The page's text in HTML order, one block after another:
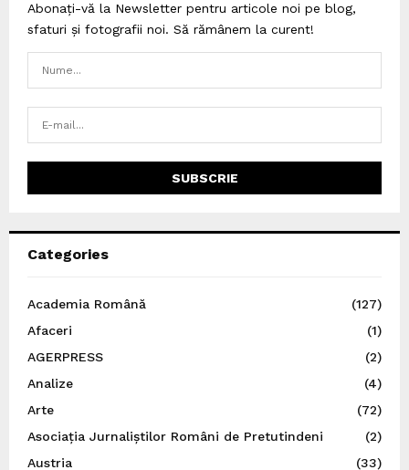
Abonați-vă la Newsletter pentru articole noi pe blog,
sfaturi și fotografii noi. Să rămânem la curent!
Categories
Academia Română
(127)
Afaceri
(1)
AGERPRESS
(2)
Analize
(4)
Arte
(72)
Asociația Jurnaliștilor Români de Pretutindeni
(2)
Austria
(33)